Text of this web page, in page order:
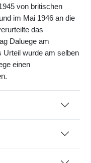
von britischen
im Mai 1946 an die
das
Daluege am
Urteil wurde am selben
einen